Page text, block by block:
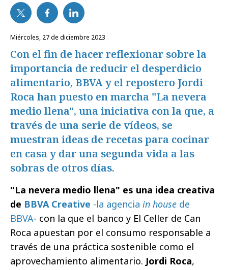
miércoles, 27 de diciembre 2023
Con el fin de hacer reflexionar sobre la
importancia de reducir el desperdicio
alimentario, BBVA y el repostero Jordi
Roca han puesto en marcha "La nevera
medio llena", una iniciativa con la que, a
través de una serie de vídeos, se
muestran ideas de recetas para cocinar
en casa y dar una segunda vida a las
sobras de otros días.
"La nevera medio llena" es una idea creativa
de BBVA Creative -la agencia in house de
BBVA- con la que el banco y El Celler de Can
Roca apuestan por el consumo responsable a
través de una práctica sostenible como el
aprovechamiento alimentario. Jordi Roca,